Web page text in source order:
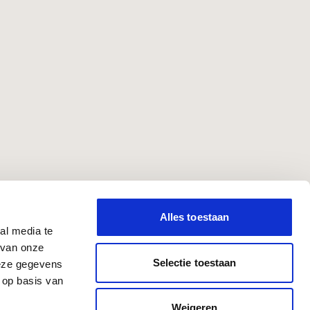
media te
onze
gegevens
basis van
Alles toestaan
Selectie toestaan
Weigeren